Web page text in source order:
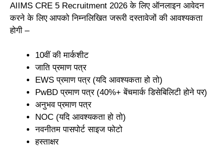
AIIMS CRE 5 Recruitment 2026 के लिए ऑनलाइन आवेदन
करने के लिए आपको निम्नलिखित जरूरी दस्तावेजों की आवश्यकता
होगी –
10वीं की मार्कशीट
जाति प्रमाण पत्र
EWS प्रमाण पत्र (यदि आवश्यकता हो तो)
PwBD प्रमाण पत्र (40%+ बेंचमार्क डिसेबिलिटी होने पर)
अनुभव प्रमाण पत्र
NOC (यदि आवश्यकता हो तो)
नवनीतम पासपोर्ट साइज फोटो
हस्ताक्षर